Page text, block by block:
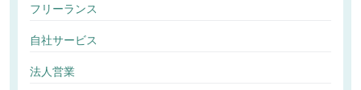
フリーランス
自社サービス
法人営業